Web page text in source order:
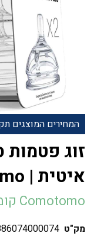
המחירים המוצגים
זוג פטמות
איטית | Comotomo קומוטומו
Comotomo קומוטומו
מק"ט